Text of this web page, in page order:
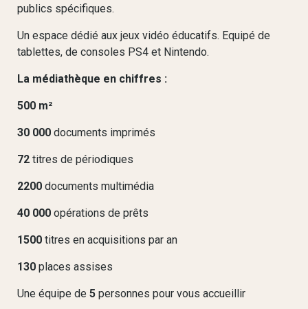
publics spécifiques.
Un espace dédié aux jeux vidéo éducatifs. Equipé de
tablettes, de consoles PS4 et Nintendo.
La médiathèque en chiffres :
500 m²
30 000 documents imprimés
72 titres de périodiques
2200 documents multimédia
40 000 opérations de prêts
1500 titres en acquisitions par an
130 places assises
Une équipe de 5 personnes pour vous accueillir